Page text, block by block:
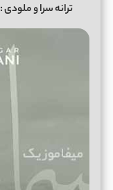
ترانه سرا و